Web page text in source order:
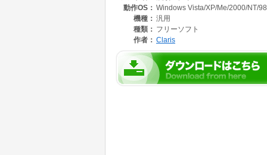
動作OS： Windows Vista/XP/Me/2000/NT/
機種： 汎用
種類： フリーソフト
作者： Claris